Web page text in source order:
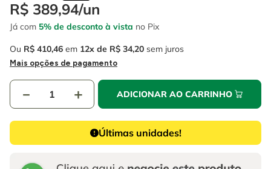
R$ 389,94/un
Já com 5% de desconto à vista no Pix
Ou R$ 410,46 em 12 R$ 34,20 sem juros
Mais opções de pagamento
＋
－ ADICIONAR AO CARRINHO
Últimas unidades!
6 º serra copo
7º luva
8º fio
chave impacto
º escada
º serra circular
º serra copo
fio
º lavadora alta pressão
10º chave impacto